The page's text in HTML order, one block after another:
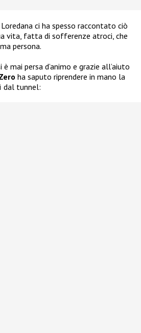
ci ha spesso raccontato ciò
vita, fatta di sofferenze atroci, che
persona.
è mai persa d’animo e grazie all’aiuto
ha saputo riprendere in mano la
dal tunnel: